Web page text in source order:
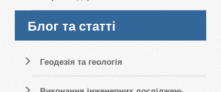
Блог та статті
Геодезія та геологія